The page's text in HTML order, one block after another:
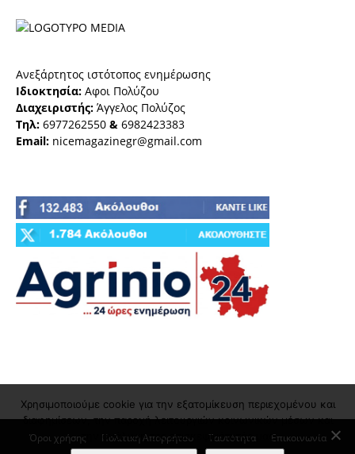
Ανεξάρτητος ιστότοπος ενημέρωσης
Ιδιοκτησία: Αφοι Πολύζου
Διαχειριστής: Άγγελος Πολύζος
Τηλ: 6977262550 & 6982423383
Email: nicemagazinegr@gmail.com
Όροι χρήσης Πολιτική Απορρήτου Ταυτότητα Επικοινωνία
Χρησιμοποιούμε cookie για την εξατομίκευση περιεχομένου και
διαφημίσεων, την παροχή λειτουργιών κοινωνικών μέσων και
την ανάλυση της επισκεψιμότητάς μας